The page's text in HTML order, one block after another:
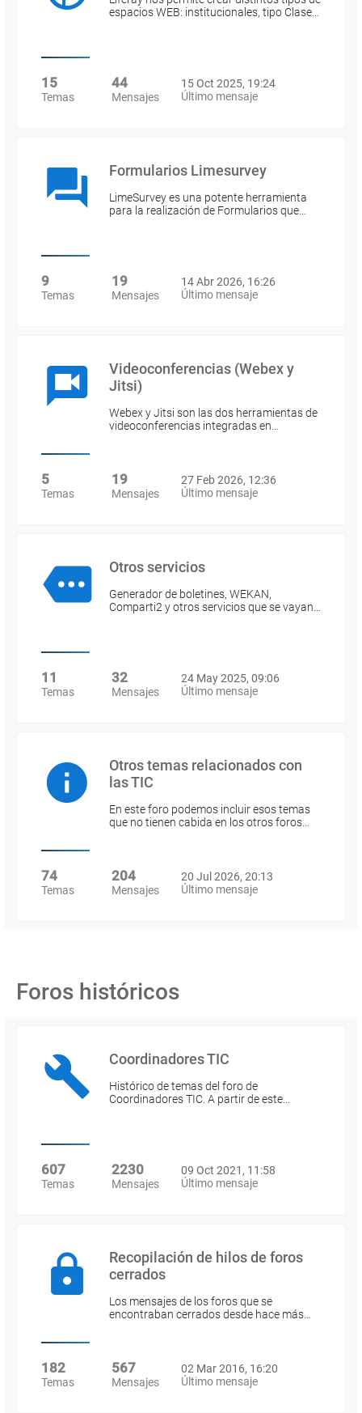
espacios WEB: institucionales, tipo Clase…
15
Temas
44
Mensajes
15 Oct 2025, 19:24
Último mensaje
Formularios Limesurvey
LimeSurvey es una potente herramienta
para la realización de Formularios que…
9
Temas
19
Mensajes
14 Abr 2026, 16:26
Último mensaje
Videoconferencias (Webex y
Jitsi)
Webex y Jitsi son las dos herramientas de
videoconferencias integradas en…
5
Temas
19
Mensajes
27 Feb 2026, 12:36
Último mensaje
Otros servicios
Generador de boletines, WEKAN,
Comparti2 y otros servicios que se vayan…
11
Temas
32
Mensajes
24 May 2025, 09:06
Último mensaje
Otros temas relacionados con
las TIC
En este foro podemos incluir esos temas
que no tienen cabida en los otros foros…
74
Temas
204
Mensajes
20 Jul 2026, 20:13
Último mensaje
Foros históricos
Coordinadores TIC
Histórico de temas del foro de
Coordinadores TIC. A partir de este…
607
Temas
2230
Mensajes
09 Oct 2021, 11:58
Último mensaje
Recopilación de hilos de foros
cerrados
Los mensajes de los foros que se
encontraban cerrados desde hace más…
182
Temas
567
Mensajes
02 Mar 2016, 16:20
Último mensaje